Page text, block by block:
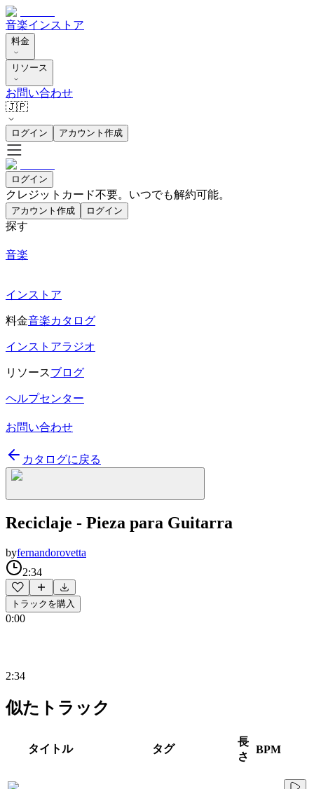
音楽インストア
料金
リソース
お問い合わせ
🇯🇵
ログイン アカウント作成
ログイン
クレジットカード不要。いつでも解約可能。
アカウント作成 ログイン
探す
音楽
インストア
料金音楽カタログ
インストアラジオ
リソースブログ
ヘルプセンター
お問い合わせ
カタログに戻る
Reciclaje - Pieza para Guitarra
byfernandorovetta
2:34
トラックを購入
0:00
2:34
似たトラック
タイトル タグ
長
さ
BPM